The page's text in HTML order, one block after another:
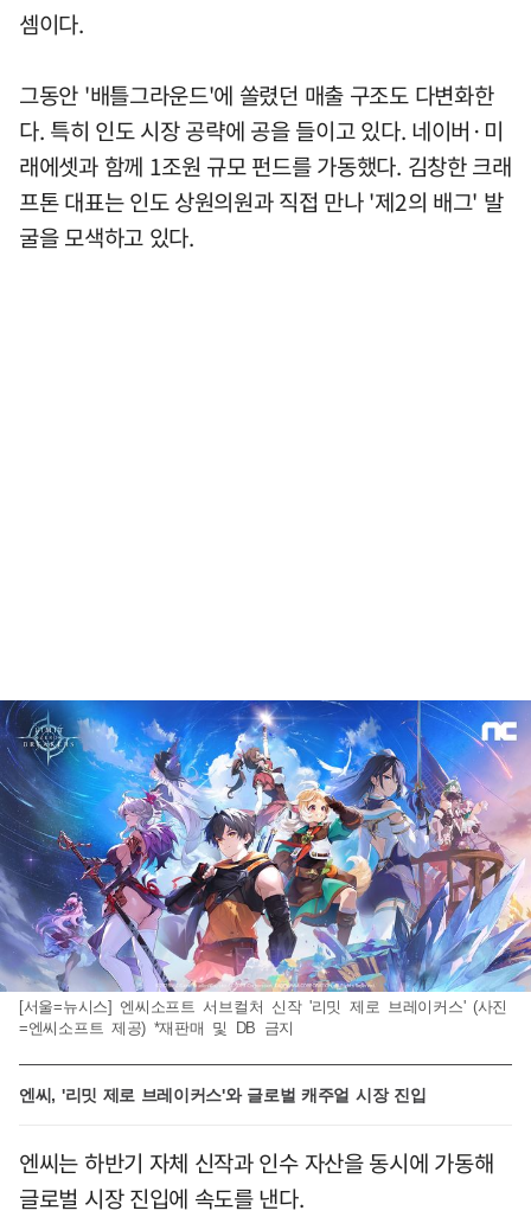
셈이다.
그동안 '배틀그라운드'에 쏠렸던 매출 구조도 다변화한
다. 특히 인도 시장 공략에 공을 들이고 있다. 네이버·미
래에셋과 함께 1조원 규모 펀드를 가동했다. 김창한 크래
프톤 대표는 인도 상원의원과 직접 만나 '제2의 배그' 발
굴을 모색하고 있다.
[서울=뉴시스] 엔씨소프트 서브컬처 신작 '리밋 제로 브레이커스' (사진
=엔씨소프트 제공) *재판매 및 DB 금지
엔씨, '리밋 제로 브레이커스'와 글로벌 캐주얼 시장 진입
엔씨는 하반기 자체 신작과 인수 자산을 동시에 가동해
글로벌 시장 진입에 속도를 낸다.